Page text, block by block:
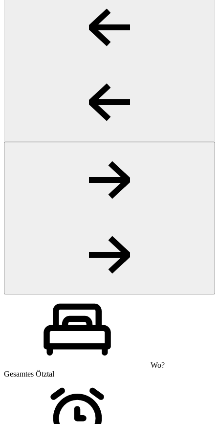
Wo?
Gesamtes Ötztal